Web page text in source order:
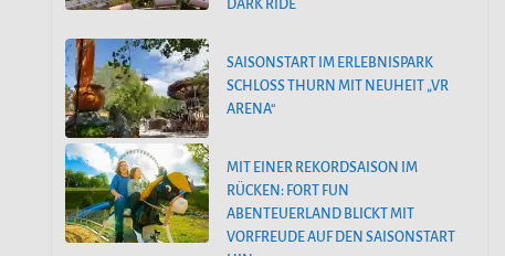
DARK RIDE
SAISONSTART IM ERLEBNISPARK
SCHLOSS THURN MIT NEUHEIT „VR
ARENA“
MIT EINER REKORDSAISON IM
RÜCKEN: FORT FUN
ABENTEUERLAND BLICKT MIT
VORFREUDE AUF DEN SAISONSTART